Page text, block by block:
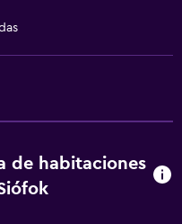
de habitaciones